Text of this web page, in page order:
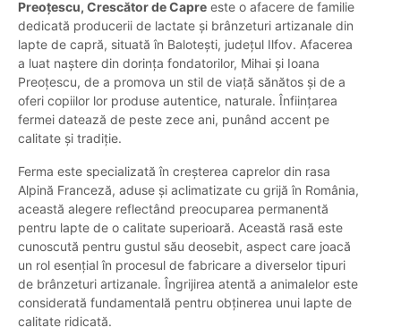
Preoțescu, Crescător de Capre este o afacere de familie
dedicată producerii de lactate și brânzeturi artizanale din
lapte de capră, situată în Balotești, județul Ilfov. Afacerea
a luat naștere din dorința fondatorilor, Mihai și Ioana
Preoțescu, de a promova un stil de viață sănătos și de a
oferi copiilor lor produse autentice, naturale. Înființarea
fermei datează de peste zece ani, punând accent pe
calitate și tradiție.
Ferma este specializată în creșterea caprelor din rasa
Alpină Franceză, aduse și aclimatizate cu grijă în România,
această alegere reflectând preocuparea permanentă
pentru lapte de o calitate superioară. Această rasă este
cunoscută pentru gustul său deosebit, aspect care joacă
un rol esențial în procesul de fabricare a diverselor tipuri
de brânzeturi artizanale. Îngrijirea atentă a animalelor este
considerată fundamentală pentru obținerea unui lapte de
calitate ridicată.